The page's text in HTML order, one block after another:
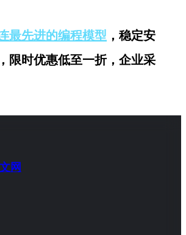
最先进的编程模型 ，稳定安
限时优惠低至一折，企业采
网